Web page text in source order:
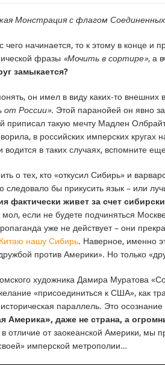
Монстрация с флагом
чего начинается, то к этому в конце и
фразы «Мочить в сортире», а
замыкается?
он имел в виду каких-то внешних
от России». Этой паранойей он явно
приписал такую мечту Мадлен
в российских имперских кругах
водится в таких случаях, вспомните
о тех, кто «откусил Сибирь» и
следовало бы прикусить язык – или
фактически живет за счет
мол, если не будете подчиняться
уже не действует – они
нашу Сибирь. Наверное, именно
против Америки». Но только
художника Дамира Муратова
«присоединиться к США», как
параллель. Это осознание
Америка», даже не страна, а
в отличие от заокеанской Америки, мы
имперской метрополии…